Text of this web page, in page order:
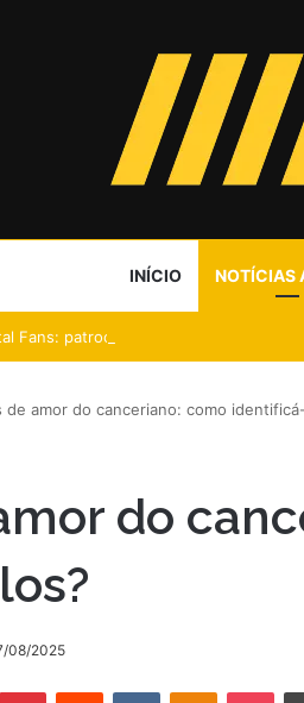
INÍCIO NOTÍCIAS
Fans: patrocínio no Corinthians busca
de amor do canceriano: como
do
08/2025
PinterestReddit VK OK